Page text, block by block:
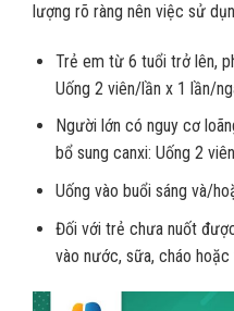
lượng rõ ràng nên việc sử
Trẻ em từ 6 tuổi trở lên,
Uống 2 viên/lần x 1 lần/
Người lớn có nguy cơ
bổ sung canxi: Uống 2
Uống vào buổi sáng và/
Đối với trẻ chưa nuốt
vào nước, sữa, cháo